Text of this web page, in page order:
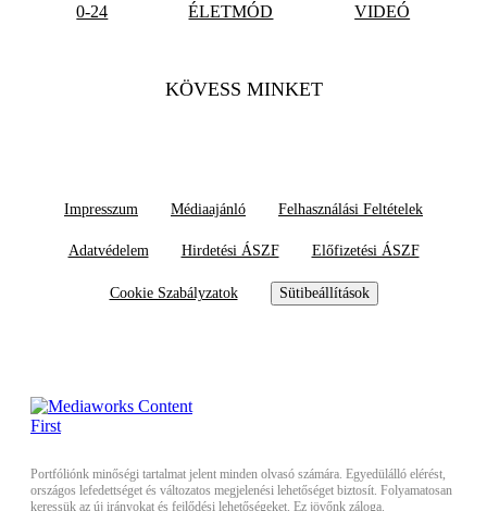
0-24 ÉLETMÓD VIDEÓ
KÖVESS MINKET
Impresszum Médiaajánló Felhasználási Feltételek
Adatvédelem Hirdetési ÁSZF Előfizetési ÁSZF
Cookie Szabályzatok Sütibeállítások
Portfóliónk minőségi tartalmat jelent minden olvasó számára. Egyedülálló elérést,
országos lefedettséget és változatos megjelenési lehetőséget biztosít. Folyamatosan
keressük az új irányokat és fejlődési lehetőségeket. Ez jövőnk záloga.